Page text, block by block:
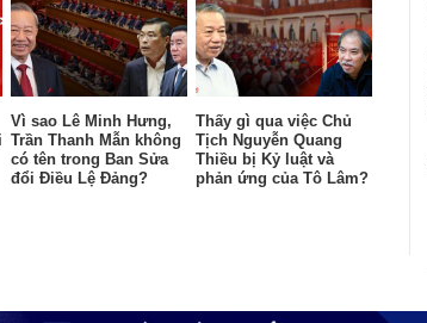
Vì sao Lê Minh Hưng,
Trần Thanh Mẫn không
có tên trong Ban Sửa
đổi Điều Lệ Đảng?
Thấy gì qua việc Chủ
Tịch Nguyễn Quang
Thiều bị Kỷ luật và
phản ứng của Tô Lâm?